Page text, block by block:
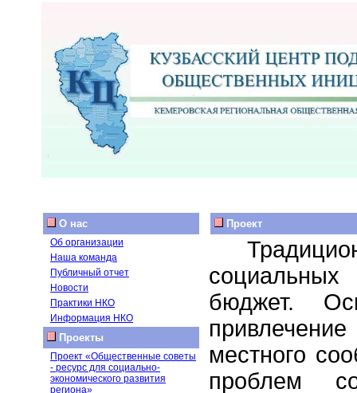
О нас
Об организации
Наша команда
Публичный отчет
Новости
Практики НКО
Информация НКО
Проекты
Проект «Общественные советы
- ресурс для социально-
экономического развития
региона»
Проект
социальных
бюджет.
местного
проблем